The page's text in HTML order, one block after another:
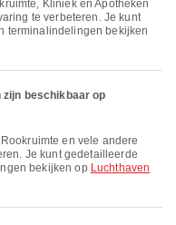
te verbeteren. Je kunt
terminalindelingen bekijken
beschikbaar op
Je kunt gedetailleerde
bekijken op Luchthaven